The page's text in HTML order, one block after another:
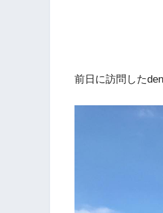
前日に訪問した